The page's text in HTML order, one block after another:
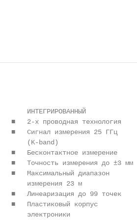
ИНТЕГРИРОВАННЫЙ
■   2-х проводная технология
■   Сигнал измерения 25 ГГц
(K-band)
■   Бесконтактное измерение
■   Точность измерения до ±3 мм
■   Максимальный диапазон
измерения 23 м
■   Линеаризация до 99 точек
■   Пластиковый корпус
электроники